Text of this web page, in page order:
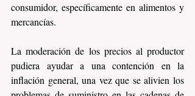
consumidor, específicamente en alimentos y
mercancías.
La moderación de los precios al productor
pudiera ayudar a una contención en la
inflación general, una vez que se alivien los